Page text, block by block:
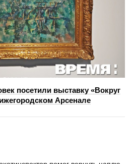
посетили выставку «Вокруг
Арсенале